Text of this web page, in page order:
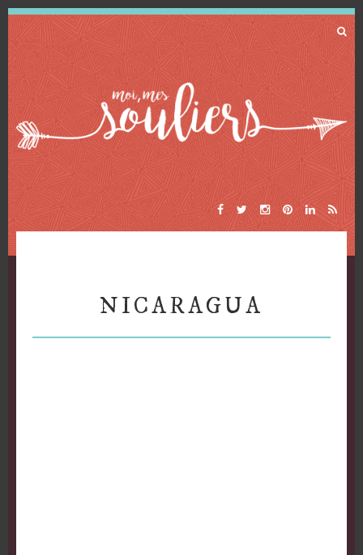
NICARAGUA